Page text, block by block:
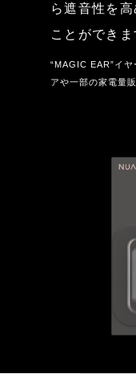
ら遮音性を
ことができま
“MAGIC EAR”イ
アや一部の家電量